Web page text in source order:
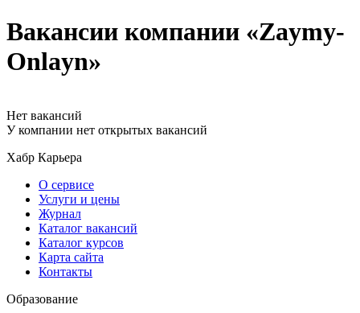
Вакансии компании «Zaymy-
Onlayn»
Нет вакансий
У компании нет открытых вакансий
Хабр Карьера
О сервисе
Услуги и цены
Журнал
Каталог вакансий
Каталог курсов
Карта сайта
Контакты
Образование